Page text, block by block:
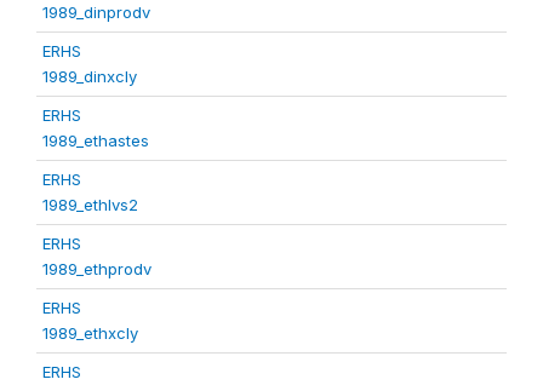
1989_dinprodv
ERHS
1989_dinxcly
ERHS
1989_ethastes
ERHS
1989_ethlvs2
ERHS
1989_ethprodv
ERHS
1989_ethxcly
ERHS